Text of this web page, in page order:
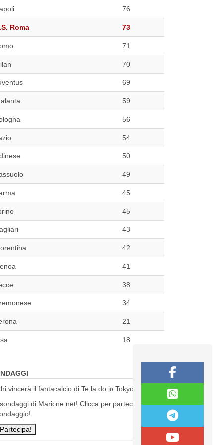
76
Roma 73
71
70
69
59
56
54
50
49
45
45
43
42
41
38
34
21
18
vincerà il fantacalcio di Te la do io Tokyo?
di Marione.net! Clicca per partecipare al